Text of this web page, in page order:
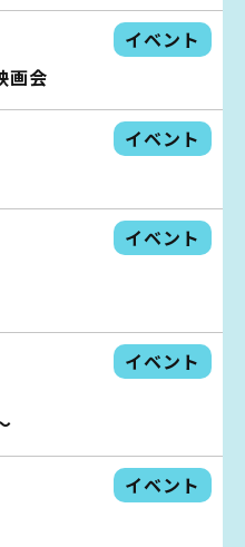
イベント
画会
イベント
イベント
イベント
イベント
シオン
せ
敬二郎」
集
ロード